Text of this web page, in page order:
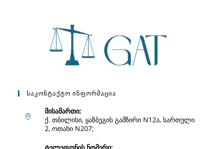
Საკონტაქტო Ინფორმაცია
მისამართი:
ქ. თბილისი, ყაზბეგის გამზირი N12ა, სართული
2, ოთახი N207;